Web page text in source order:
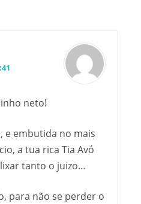
neto!
e embutida no mais
a tua rica Tia Avó
tanto o juizo…
para não se perder o